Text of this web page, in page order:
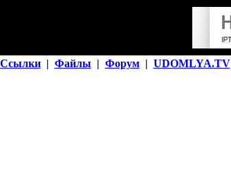
Ссылки | Файлы | Форум | UDOMLYA.TV